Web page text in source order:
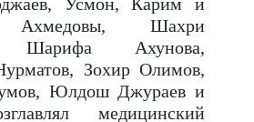
Ахмедовы, Шахри
Шарифа Ахунова,
Зохир Олимов,
Юлдош Джураев и
медицинский